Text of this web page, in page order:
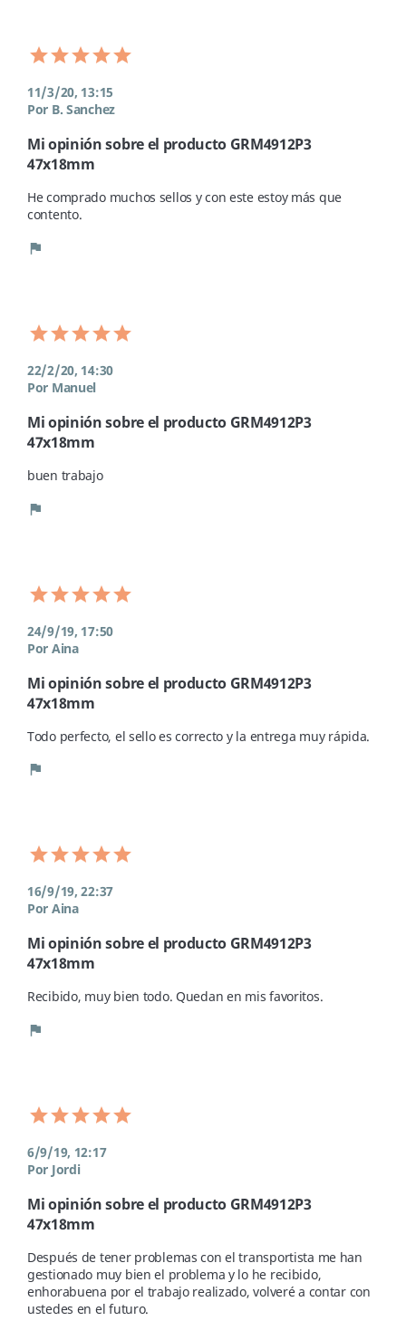
11/3/20, 13:15
Por B. Sanchez
Mi opinión sobre el producto GRM4912P3
47x18mm
He comprado muchos sellos y con este estoy más que
contento.
flag
22/2/20, 14:30
Por Manuel
Mi opinión sobre el producto GRM4912P3
47x18mm
buen trabajo
flag
24/9/19, 17:50
Por Aina
Mi opinión sobre el producto GRM4912P3
47x18mm
Todo perfecto, el sello es correcto y la entrega muy rápida.
flag
16/9/19, 22:37
Por Aina
Mi opinión sobre el producto GRM4912P3
47x18mm
Recibido, muy bien todo. Quedan en mis favoritos.
flag
6/9/19, 12:17
Por Jordi
Mi opinión sobre el producto GRM4912P3
47x18mm
Después de tener problemas con el transportista me han
gestionado muy bien el problema y lo he recibido,
enhorabuena por el trabajo realizado, volveré a contar con
ustedes en el futuro.